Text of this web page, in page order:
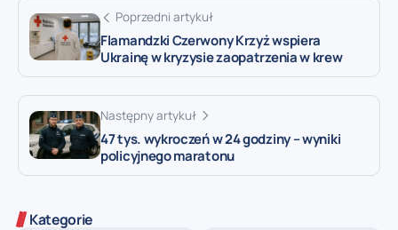
Poprzedni artykuł
Flamandzki Czerwony Krzyż wspiera
Ukrainę w kryzysie zaopatrzenia w krew
Następny artykuł
47 tys. wykroczeń w 24 godziny – wyniki
policyjnego maratonu
Kategorie